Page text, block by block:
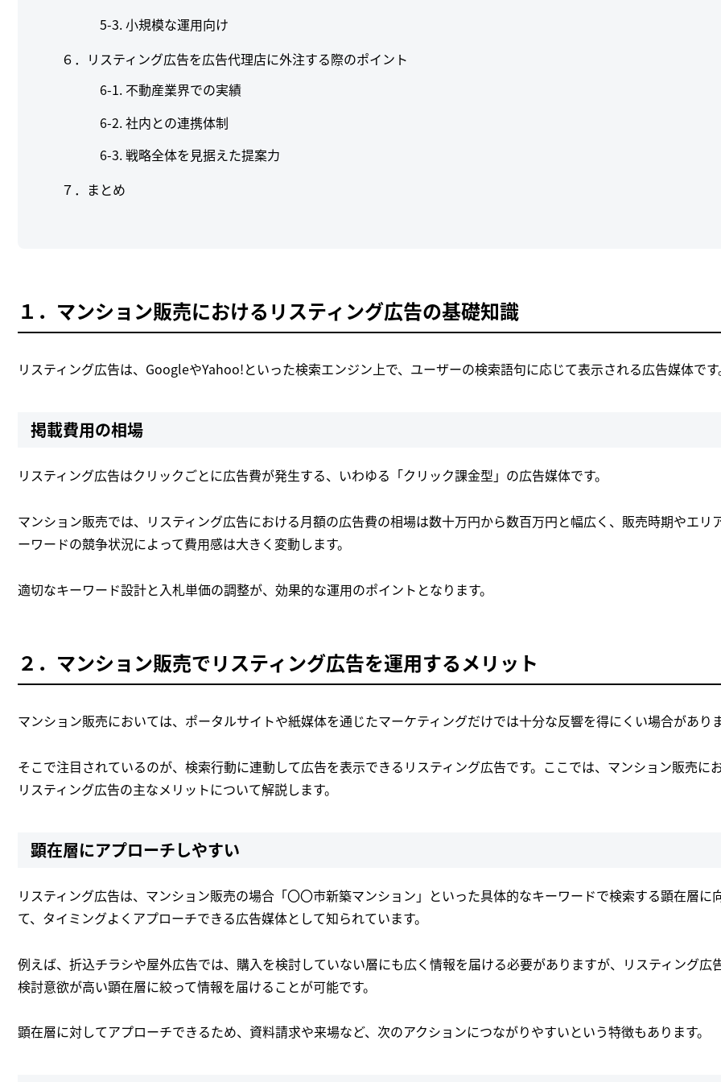
小規模な運用向け
６．リスティング広告を広告代理店に外注する際のポイント
不動産業界での実績
社内との連携体制
戦略全体を見据えた提案力
７．まとめ
１．マンション販売におけるリスティング広告の基礎知識
リスティング広告は、GoogleやYahoo!といった検索エンジン上で、ユーザーの検索語句に応じて表示される広告媒体です
掲載費用の相場
リスティング広告はクリックごとに広告費が発生する、いわゆる「クリック課金型」の広告媒体です。
マンション販売では、リスティング広告における月額の広告費の相場は数十万円から数百万円と幅広く、販売時期やエリ
ーワードの競争状況によって費用感は大きく変動します。
適切なキーワード設計と入札単価の調整が、効果的な運用のポイントとなります。
２．マンション販売でリスティング広告を運用するメリット
マンション販売においては、ポータルサイトや紙媒体を通じたマーケティングだけでは十分な反響を得にくい場合がありま
そこで注目されているのが、検索行動に連動して広告を表示できるリスティング広告です。ここでは、マンション販売に
リスティング広告の主なメリットについて解説します。
顕在層にアプローチしやすい
リスティング広告は、マンション販売の場合「〇〇市新築マンション」といった具体的なキーワードで検索する顕在層に
て、タイミングよくアプローチできる広告媒体として知られています。
例えば、折込チラシや屋外広告では、購入を検討していない層にも広く情報を届ける必要がありますが、リスティング広
検討意欲が高い顕在層に絞って情報を届けることが可能です。
顕在層に対してアプローチできるため、資料請求や来場など、次のアクションにつながりやすいという特徴もあります。